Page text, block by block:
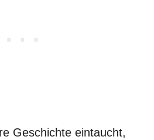
Geschichte eintaucht,